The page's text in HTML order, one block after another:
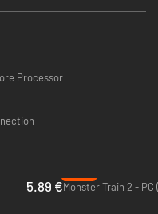
can enjoy it without
so if you know how to play
into the Mahjong
win big!
the key is to find a way to
Processor
5.89 €Monster Train 2 - PC